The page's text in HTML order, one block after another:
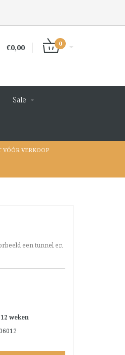
€0,00 0
Sale
VÓÓR VERKOOP
een tunnel en
weken